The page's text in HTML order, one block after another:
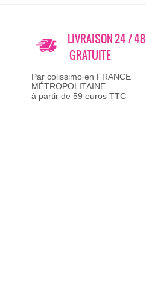
LIVRAISON 24 /
GRATUITE
Par colissimo en FRANCE
MÉTROPOLITAINE
à partir de 59 euros TTC